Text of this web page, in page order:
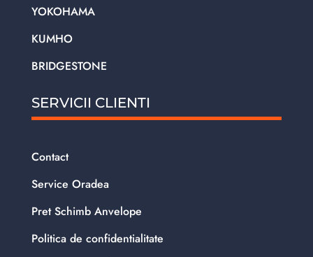
YOKOHAMA
KUMHO
BRIDGESTONE
SERVICII CLIENTI
Contact
Service Oradea
Pret Schimb Anvelope
Politica de confidentialitate